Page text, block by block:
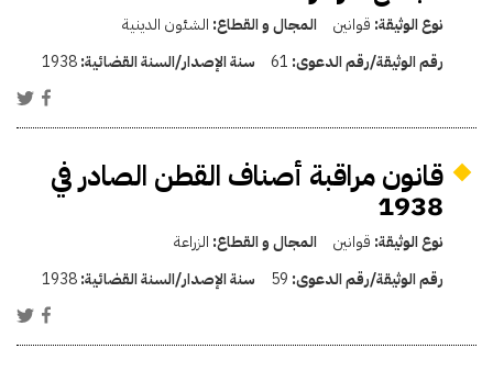
نوع الوثيقة: قوانين المجال و القطاع: الشئون الدينية
رقم الوثيقة/رقم الدعوى: 61 سنة الإصدار/السنة القضائية:1938
قانون مراقبة أصناف القطن الصادر في
1938
نوع الوثيقة: قوانين المجال و القطاع: الزراعة
رقم الوثيقة/رقم الدعوى: 59 سنة الإصدار/السنة القضائية:1938